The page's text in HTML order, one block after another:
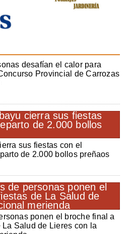
desafían el calor para
Provincial de Carrozas
sus fiestas con el
de 2.000 bollos preñaos
ponen el broche final a
La Salud de Lieres con la